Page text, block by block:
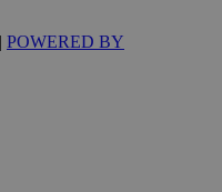
POWERED BY